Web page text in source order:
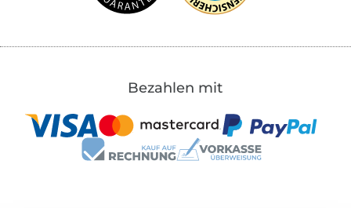
Bezahlen mit